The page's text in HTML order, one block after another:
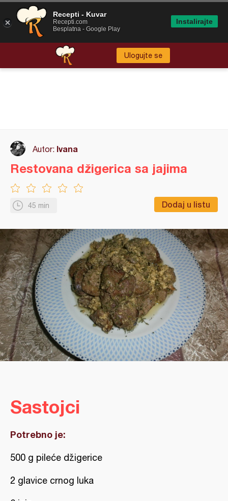
Ulogujte se
Autor: Ivana
45 min Dodaj u listu
Restovana džigerica sa jajima
Sastojci
Potrebno je:
500 g pileće džigerice
2 glavice crnog luka
Recepti - Kuvar
Recepti.com
Besplatna - Google Play
Instalirajte